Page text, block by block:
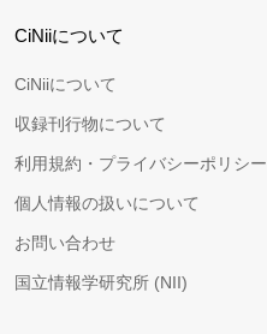
CiNiiについて
CiNiiについて
収録刊行物について
利用規約・プライバシーポリシー
個人情報の扱いについて
お問い合わせ
国立情報学研究所 (NII)